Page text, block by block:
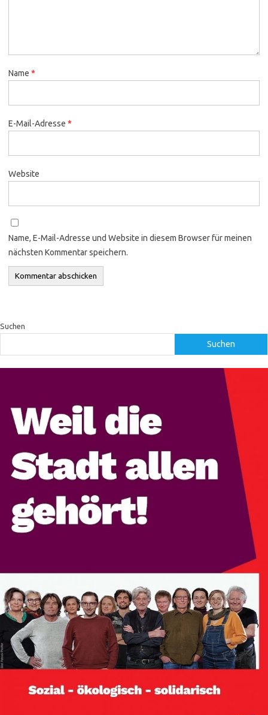
Name *
E-Mail-Adresse *
Website
Name, E-Mail-Adresse und Website in diesem Browser für meinen
nächsten Kommentar speichern.
Suchen
Suchen